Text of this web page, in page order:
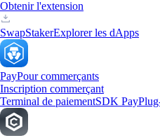
Obtenir l'extension
SwapStakerExplorer les dApps
PayPour commerçants
Inscription commerçant
Terminal de paiementSDK Pay